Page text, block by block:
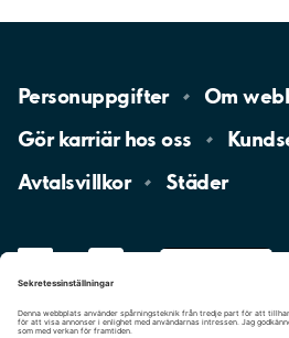
Personuppgifter Om
Gör karriär hososs
Avtalsvillkor
Städer